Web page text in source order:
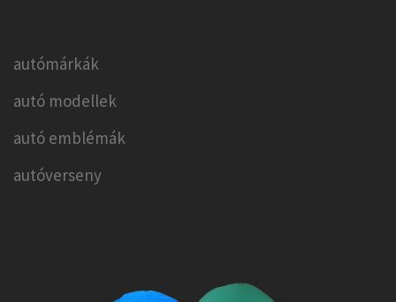
autómárkák
autó modellek
autó emblémák
autóverseny